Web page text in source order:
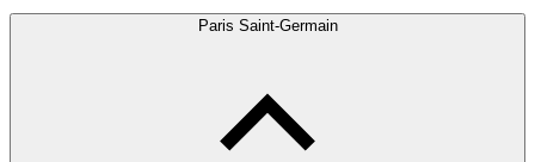
Paris Saint-Germain